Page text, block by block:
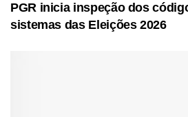
PGR inicia inspeção dos
sistemas das Eleições 2026